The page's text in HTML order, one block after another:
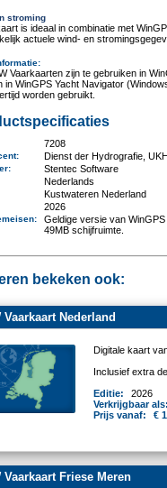
stroming
is ideaal in combinatie met
actuele wind- en
:
Vaarkaarten zijn te gebruiken in
in WinGPS Yacht Navigator
worden gebruikt.
7208
: Dienst der Hydrografie,
: Stentec Software
Nederlands
Kustwateren Nederland
2026
:
Geldige versie van
49MB schijfruimte.
bekeken ook:
Vaarkaart Nederland
Digitale kaart
Inclusief extra
Editie:
2026
Verkrijgbaar
Prijs vanaf:
€
Vaarkaart Friese Meren